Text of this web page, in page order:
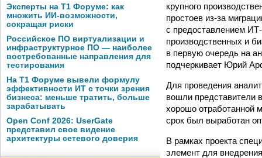
Эксперты на Т1 Форуме: как
множить ИИ-возможности,
сокращая риски
Российское ПО виртуализации и
инфраструктурное ПО — наиболее
востребованные направления для
тестирования
На Т1 Форуме вывели формулу
эффективности ИТ с точки зрения
бизнеса: меньше тратить, больше
зарабатывать
Open Conf 2026: UserGate
представил свое видение
архитектуры сетевого доверия
крупного
простоев из-за
с предоставлением
производственных и
в первую очередь на
подчеркивает Юрий
Для проведения
вошли представители
хорошо отработанной
срок был выработан
В рамках проекта
элемент для